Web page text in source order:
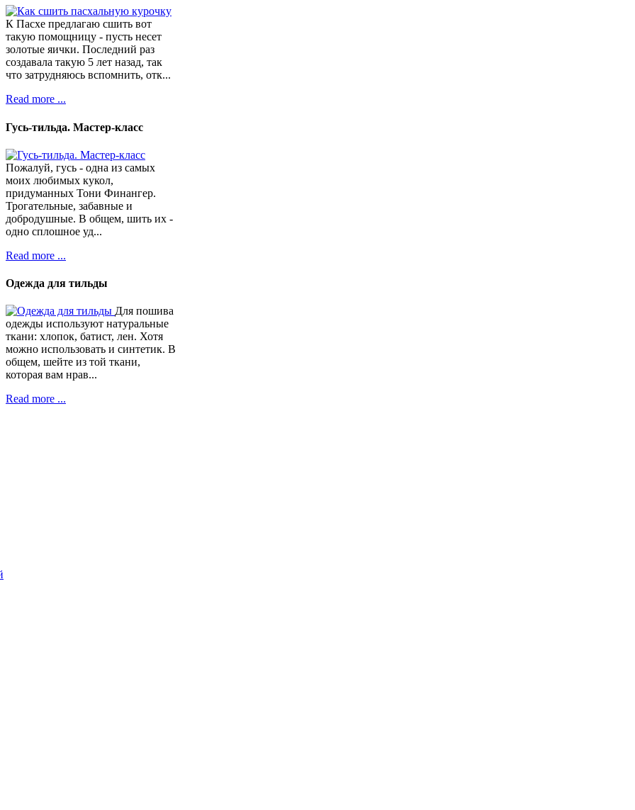
К Пасхе предлагаю сшить вот
такую помощницу - пусть несет
золотые яички. Последний раз
создавала такую 5 лет назад, так
что затрудняюсь вспомнить, отк...
Read more ...
Гусь-тильда. Мастер-класс
Пожалуй, гусь - одна из самых
моих любимых кукол,
придуманных Тони Финангер.
Трогательные, забавные и
добродушные. В общем, шить их -
одно сплошное уд...
Read more ...
Одежда для тильды
Для пошива
одежды используют натуральные
ткани: хлопок, батист, лен. Хотя
можно использовать и синтетик. В
общем, шейте из той ткани,
которая вам нрав...
Read more ...